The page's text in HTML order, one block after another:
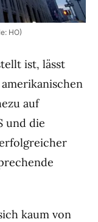
HO)
ist, lässt
auf
und die
kaum von